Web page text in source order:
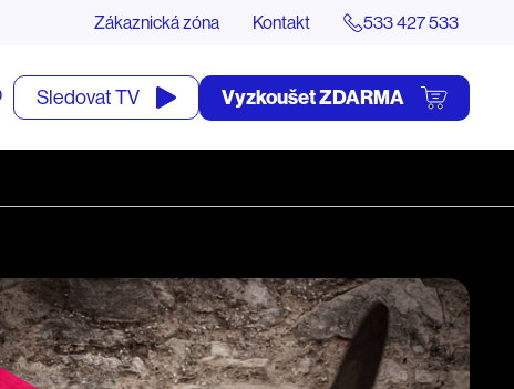
Zákaznická zóna Kontakt 533 427 533
Otevřít
vyhledávání
Sledovat TV Vyzkoušet ZDARMA